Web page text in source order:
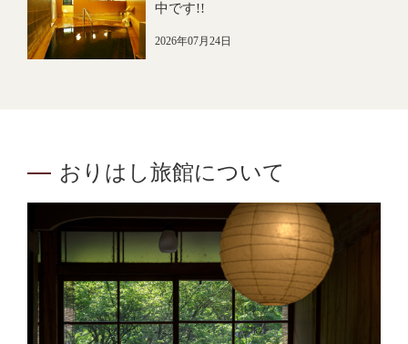
中です!!
2026年07月24日
おりはし旅館について